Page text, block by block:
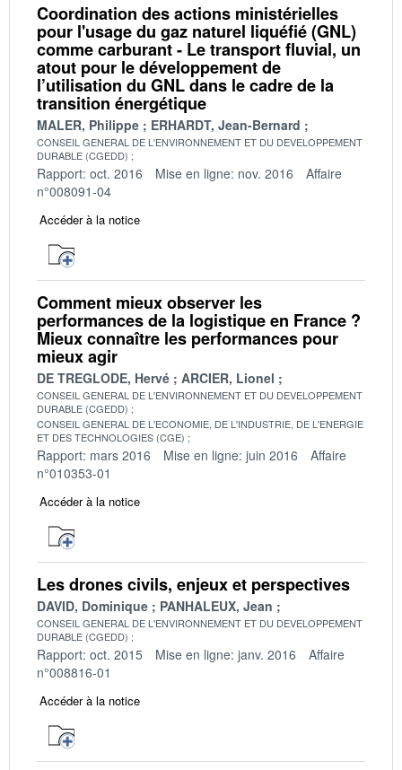
Coordination des actions ministérielles
pour l'usage du gaz naturel liquéfié (GNL)
comme carburant - Le transport fluvial, un
atout pour le développement de
l’utilisation du GNL dans le cadre de la
transition énergétique
MALER, Philippe ERHARDT, Jean-Bernard
CONSEIL GENERAL DE L'ENVIRONNEMENT ET DU DEVELOPPEMENT
DURABLE (CGEDD)
Rapport: oct. 2016 Mise en ligne: nov. 2016
Affaire
n°008091-04
Accéder à la notice
Comment mieux observer les
performances de la logistique en France ?
Mieux connaître les performances pour
mieux agir
DE TREGLODE, Hervé ARCIER, Lionel
CONSEIL GENERAL DE L'ENVIRONNEMENT ET DU DEVELOPPEMENT
DURABLE (CGEDD)
CONSEIL GENERAL DE L'ECONOMIE, DE L'INDUSTRIE, DE L'ENERGIE
ET DES TECHNOLOGIES (CGE)
Rapport: mars 2016 Mise en ligne: juin 2016
Affaire
n°010353-01
Accéder à la notice
Les drones civils, enjeux et perspectives
DAVID, Dominique PANHALEUX, Jean
CONSEIL GENERAL DE L'ENVIRONNEMENT ET DU DEVELOPPEMENT
DURABLE (CGEDD)
Rapport: oct. 2015 Mise en ligne: janv. 2016
Affaire
n°008816-01
Accéder à la notice